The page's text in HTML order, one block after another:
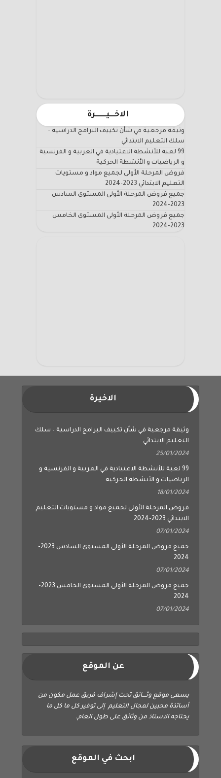
الاخـــيـــــــرة
وثيقة مرجعية في شأن تكييف البرامج الدراسية –
سلك التعليم الابتدائي
99 لعبة للأنشطة الاعتيادية في العربية و الفرنسية
و الرياضيات و الأنشطة الحركية
فروض المرحلة الأولى لجميع مواد و مستويات
التعليم الابتدائي 2023-2024
جميع فروض المرحلة الأولى المستوى السادس
2023-2024
جميع فروض المرحلة الأولى المستوى الخامس
2023-2024
الاخيرة
وثيقة مرجعية في شأن تكييف البرامج الدراسية – سلك
التعليم الابتدائي
25/01/2024
99 لعبة للأنشطة الاعتيادية في العربية و الفرنسية و
الرياضيات و الأنشطة الحركية
18/01/2024
فروض المرحلة الأولى لجميع مواد و مستويات التعليم
الابتدائي 2023-2024
07/01/2024
جميع فروض المرحلة الأولى المستوى السادس 2023-
2024
07/01/2024
جميع فروض المرحلة الأولى المستوى الخامس 2023-
2024
07/01/2024
عن الموقع
يسعى موقع وثــــائق تحت إشراف فريق عمل مكون من
أساتذة محبين لمجال التعليم إلى توفير كل ما كل ما
يحتاجه الاستاذ من وثائق على طول العام.
ابحث في الموقع